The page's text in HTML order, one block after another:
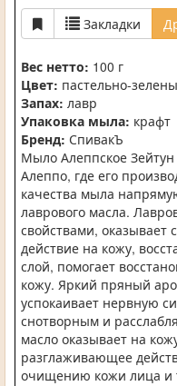
Закладки
Вес нетто: 100 г
Цвет: пастельно-
Запах: лавр
Упаковка мыла: крафт
Бренд: СпивакЪ
Мыло Алеппское Зейтун
Алеппо, где его
качества мыла
лаврового масла.
свойствами,
действие на кожу,
слой, помогает
кожу. Яркий пряный
успокаивает нервную
снотворным и
масло оказывает на
разглаживающее
очищению кожи лица и